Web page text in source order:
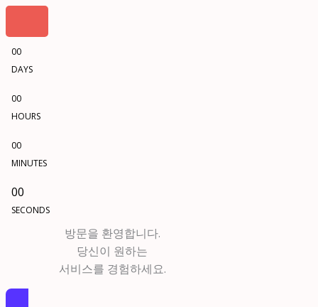
00
DAYS
00
HOURS
00
MINUTES
00
SECONDS
방문을 환영합니다.
당신이 원하는
서비스를 경험하세요.